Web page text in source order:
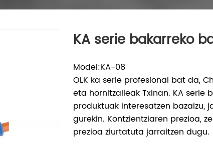
KA serie bakarreko
Model:KA-08
OLK ka serie profesional bat da,
eta hornitzaileak Txinan. KA serie
produktuak interesatzen bazaizu,
gurekin. Kontzientziaren prezioa,
prezioa ziurtatuta jarraitzen dugu.